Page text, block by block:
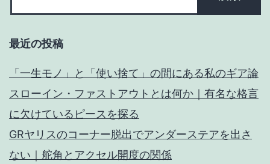
最近の投稿
「一生モノ」と「使い捨て」の間にある私のギア論
スローイン・ファストアウトとは何か｜有名な格言
に欠けているピースを探る
GRヤリスのコーナー脱出でアンダーステアを出さ
ない｜舵角とアクセル開度の関係